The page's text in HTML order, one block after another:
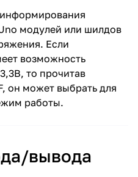
модулей или шилдов
Если
возможность
то прочитав
он может выбрать для
работы.
вывода